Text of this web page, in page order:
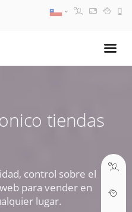
tiendas
control sobre el
para vender en
lugar.
PM
ABRIR TICKET